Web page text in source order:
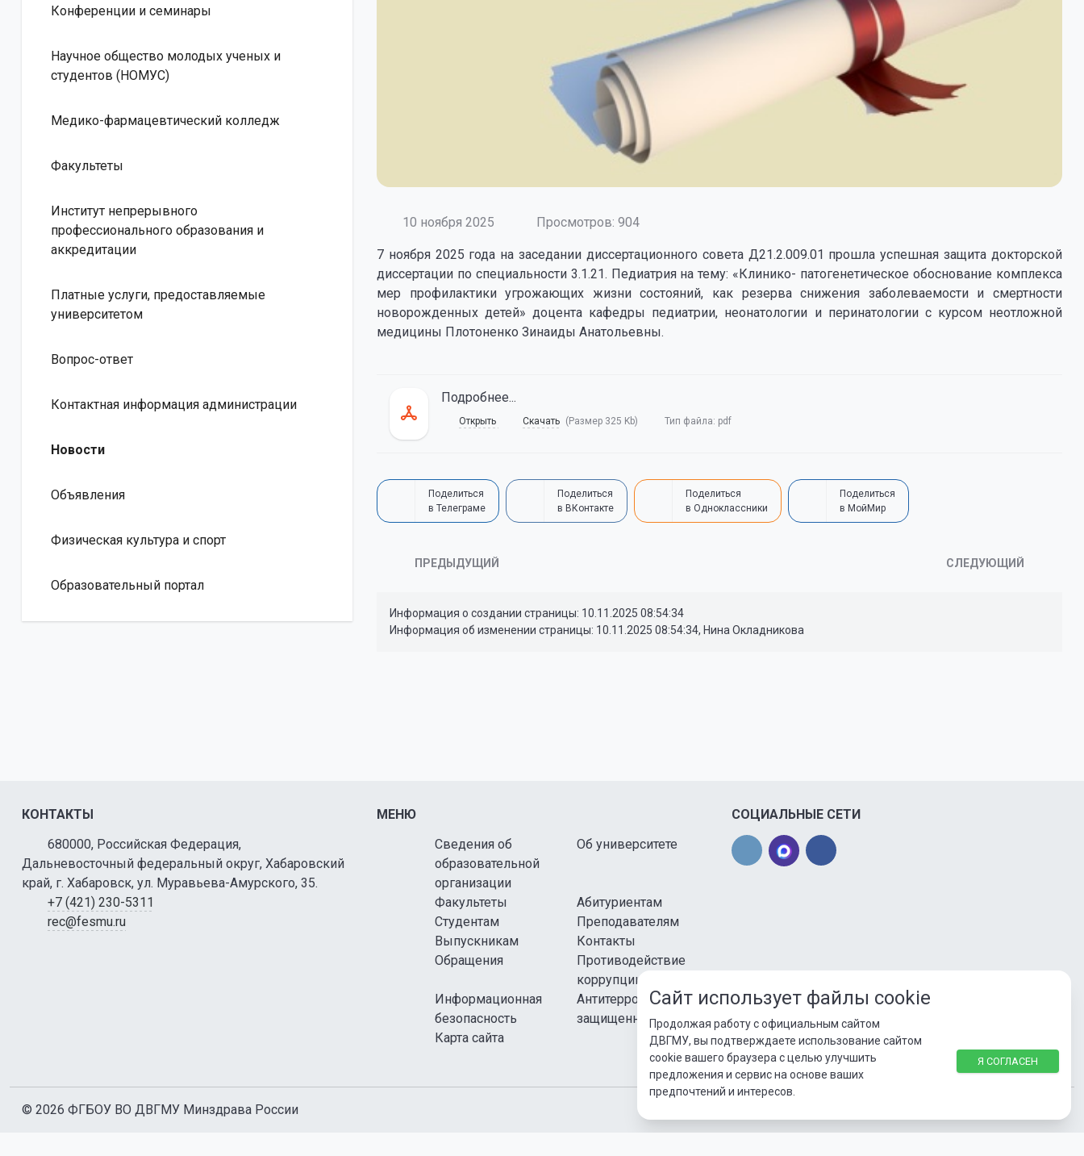
Конференции и семинары
Научное общество молодых ученых и
студентов (НОМУС)
Медико-фармацевтический колледж
Факультеты
Институт непрерывного
профессионального образования и
аккредитации
Платные услуги, предоставляемые
университетом
Вопрос-ответ
Контактная информация администрации
Новости
Объявления
Физическая культура и спорт
Образовательный портал
10 ноября 2025 Просмотров: 904
7 ноября 2025 года на заседании диссертационного совета Д21.2.009.01 прошла успешная защита докторской
диссертации по специальности 3.1.21. Педиатрия на тему: «Клинико- патогенетическое обоснование комплекса
мер профилактики угрожающих жизни состояний, как резерва снижения заболеваемости и смертности
новорожденных детей» доцента кафедры педиатрии, неонатологии и перинатологии с курсом неотложной
медицины Плотоненко Зинаиды Анатольевны.
Подробнее...
Открыть Скачать (Размер 325 Kb) Тип файла: pdf
Поделиться
в Телеграме
Поделиться
в ВКонтакте
Поделиться
в Одноклассники
Поделиться
в МойМир
ПРЕДЫДУЩИЙ СЛЕДУЮЩИЙ
Информация о создании страницы: 10.11.2025 08:54:34
Информация об изменении страницы: 10.11.2025 08:54:34, Нина Окладникова
КОНТАКТЫ
680000, Российская Федерация,
Дальневосточный федеральный округ, Хабаровский
край, г. Хабаровск, ул. Муравьева-Амурского, 35.
+7 (421) 230-5311
rec@fesmu.ru
МЕНЮ
Сведения об
образовательной
организации
Об университете
Факультеты
Абитуриентам
Студентам
Преподавателям
Выпускникам
Контакты
Обращения
Противодействие
коррупции
Информационная
безопасность
Антитеррористическая
защищенность
Карта сайта
СОЦИАЛЬНЫЕ СЕТИ
© 2026 ФГБОУ ВО ДВГМУ Минздрава России
Сайт использует файлы cookie
Продолжая работу с официальным сайтом
ДВГМУ, вы подтверждаете использование сайтом
cookie вашего браузера с целью улучшить
предложения и сервис на основе ваших
предпочтений и интересов.
Я СОГЛАСЕН